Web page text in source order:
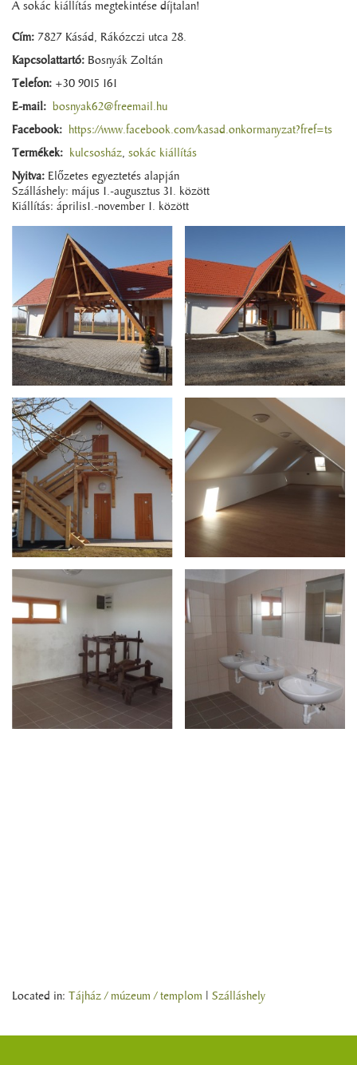
A sokác kiállítás megtekintése díjtalan!
Cím: 7827 Kásád, Rákózczi utca 28.
Kapcsolattartó: Bosnyák Zoltán
Telefon: +30 9015 161
E-mail: bosnyak62@freemail.hu
Facebook: https://www.facebook.com/kasad.onkormanyzat?fref=ts
Termékek: kulcsosház, sokác kiállítás
Nyitva: Előzetes egyeztetés alapján
Szálláshely: május 1.-augusztus 31. között
Kiállítás: április1.-november 1. között
Located in: Tájház / múzeum / templom | Szálláshely